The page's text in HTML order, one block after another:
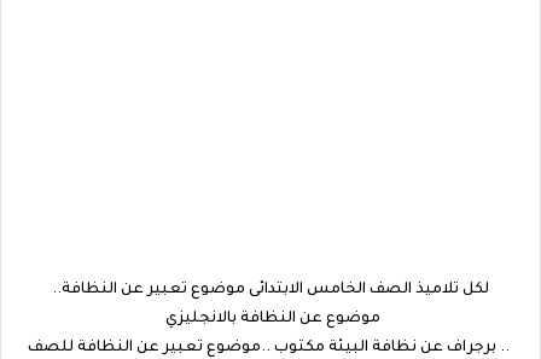
لكل تلاميذ الصف الخامس الابتدائى موضوع تعبير عن النظافة..
موضوع عن النظافة بالانجليزي
.. برجراف عن نظافة البيئة مكتوب ..موضوع تعبير عن النظافة للصف